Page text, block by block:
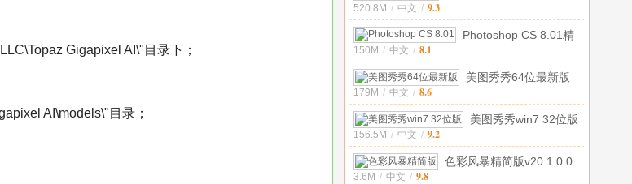
520.8M / 中文 / 9.3
Photoshop CS 8.01精
150M / 中文 / 8.1
美图秀秀64位最新版
179M / 中文 / 8.6
美图秀秀win7 32位版
156.5M / 中文 / 9.2
色彩风暴精简版v20.1.0.0
3.6M / 中文 / 9.8
Gigapixel AI\"目录下；
AI\models\"目录；